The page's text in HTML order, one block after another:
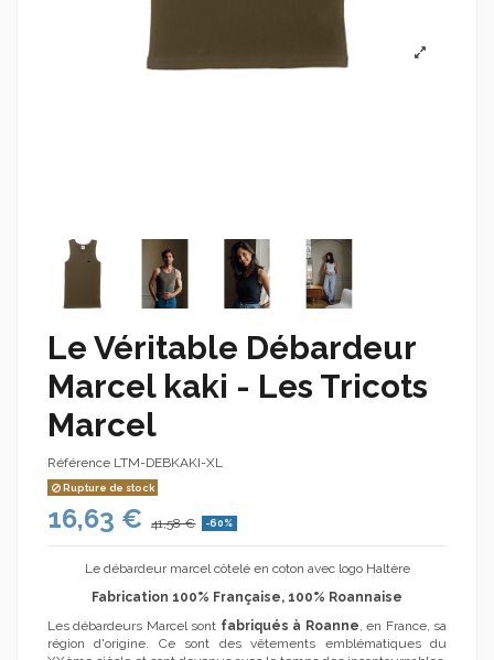
Le Véritable Débardeur
Marcel kaki - Les Tricots
Marcel
Référence LTM-DEBKAKI-XL
Rupture de stock
16,63 € 41,58 € -60%
Le débardeur marcel côtelé en coton avec logo Haltère
Fabrication 100% Française, 100% Roannaise
Les débardeurs Marcel sont fabriqués à Roanne , en France, sa
région d'origine. Ce sont des vêtements emblématiques du